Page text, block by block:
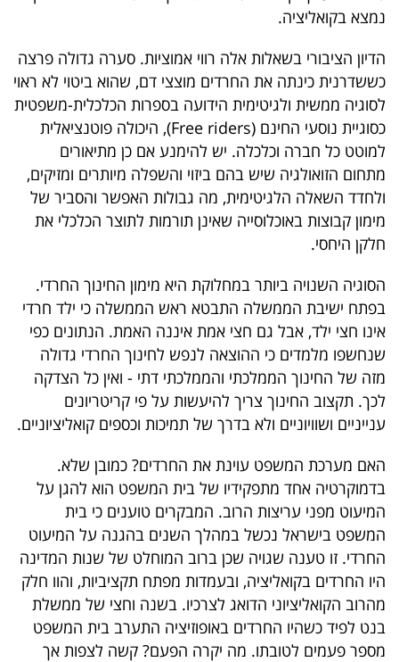
פרסמו
עקבו
אחרינו:
נמצא בקואליציה.
הדיון הציבורי בשאלות אלה רווי אמוציות. סערה גדולה פרצה
כששדרנית כינתה את החרדים מוצצי דם, שהוא ביטוי לא ראוי
לסוגיה ממשית ולגיטימית הידועה בספרות הכלכלית-משפטית
כסוגיית נוסעי החינם (Free riders), היכולה פוטנציאלית
למוטט כל חברה וכלכלה. יש להימנע אם כן מתיאורים
מתחום הזואולגיה שיש בהם ביזוי והשפלה מיותרים ומזיקים,
ולחדד השאלה הלגיטימית, מה גבולות האפשר והסביר של
מימון קבוצות באוכלוסייה שאינן תורמות לתוצר הכלכלי את
חלקן היחסי.
הסוגיה השנויה ביותר במחלוקת היא מימון החינוך החרדי.
בפתח ישיבת הממשלה התבטא ראש הממשלה כי ילד חרדי
אינו חצי ילד, אבל גם חצי אמת איננה האמת. הנתונים כפי
שנחשפו מלמדים כי ההוצאה לנפש לחינוך החרדי גדולה
מזה של החינוך הממלכתי והממלכתי דתי - ואין כל הצדקה
לכך. תקצוב החינוך צריך להיעשות על פי קריטריונים
ענייניים ושוויוניים ולא בדרך של תמיכות וכספים קואליציוניים.
האם מערכת המשפט עוינת את החרדים? כמובן שלא.
בדמוקרטיה אחד מתפקידיו של בית המשפט הוא להגן על
המיעוט מפני עריצות הרוב. המבקרים טוענים כי בית
המשפט בישראל נכשל במהלך השנים בהגנה על המיעוט
החרדי. זו טענה שגויה שכן ברוב המוחלט של שנות המדינה
היו החרדים בקואליציה, ובעמדות מפתח תקציביות, והוו חלק
מהרוב הקואליציוני הדואג לצרכיו. בשנה וחצי של ממשלת
בנט לפיד כשהיו החרדים באופוזיציה התערב בית המשפט
מספר פעמים לטובתו. מה יקרה הפעם? קשה לצפות אך